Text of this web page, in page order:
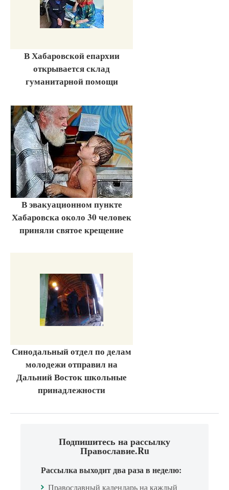
В Хабаровской епархии
открывается склад
гуманитарной помощи
В эвакуационном пункте
Хабаровска около 30 человек
приняли святое крещение
Синодальный отдел по делам
молодежи отправил на
Дальний Восток школьные
принадлежности
Подпишитесь на рассылку
Православие.Ru
Рассылка выходит два раза в неделю:
Православный календарь на каждый